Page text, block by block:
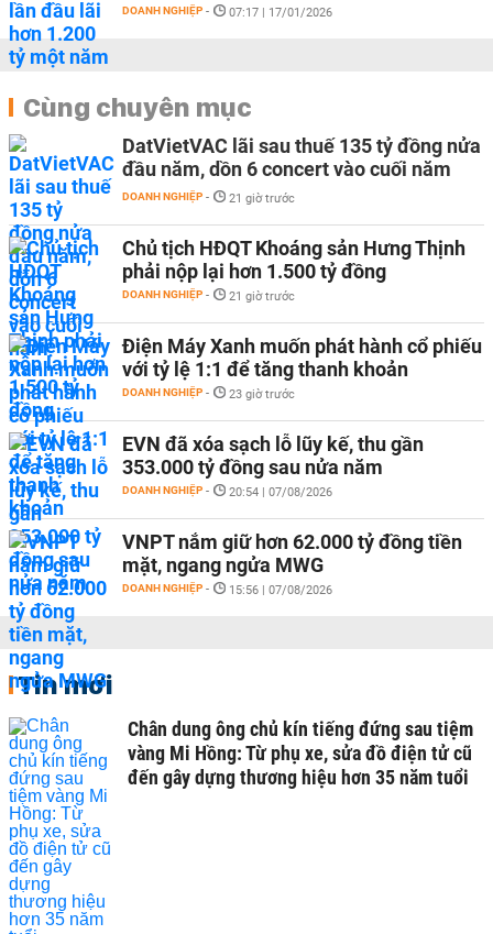
DOANH NGHIỆP - 07:17 | 17/01/2026
Cùng chuyên mục
DatVietVAC lãi sau thuế 135 tỷ đồng nửa
đầu năm, dồn 6 concert vào cuối năm
DOANH NGHIỆP - 21 giờ trước
Chủ tịch HĐQT Khoáng sản Hưng Thịnh
phải nộp lại hơn 1.500 tỷ đồng
DOANH NGHIỆP - 21 giờ trước
Điện Máy Xanh muốn phát hành cổ phiếu
với tỷ lệ 1:1 để tăng thanh khoản
DOANH NGHIỆP - 23 giờ trước
EVN đã xóa sạch lỗ lũy kế, thu gần
353.000 tỷ đồng sau nửa năm
DOANH NGHIỆP - 20:54 | 07/08/2026
VNPT nắm giữ hơn 62.000 tỷ đồng tiền
mặt, ngang ngửa MWG
DOANH NGHIỆP - 15:56 | 07/08/2026
Tin mới
Chân dung ông chủ kín tiếng đứng sau tiệm
vàng Mi Hồng: Từ phụ xe, sửa đồ điện tử cũ
đến gây dựng thương hiệu hơn 35 năm tuổi